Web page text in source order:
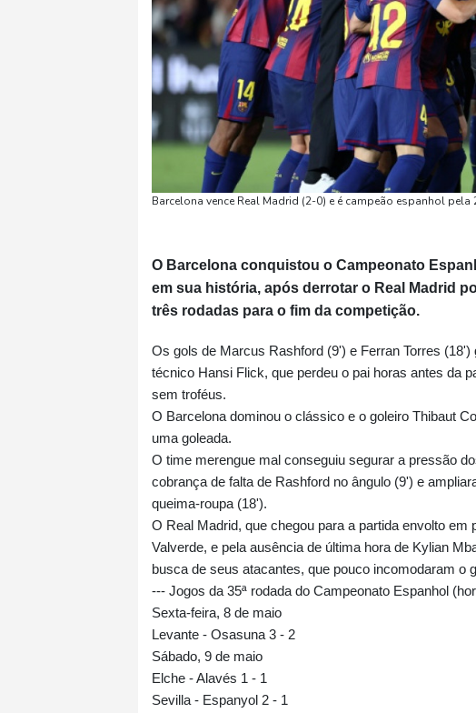
Barcelona vence Real Madrid (2-0) e é campeão espanhol pela
O Barcelona conquistou o Campeonato
em sua história, após derrotar o Real Madrid
três rodadas para o fim da competição.
Os gols de Marcus Rashford (9') e Ferran Torres
técnico Hansi Flick, que perdeu o pai horas antes da
sem troféus.
O Barcelona dominou o clássico e o goleiro Thibaut
uma goleada.
O time merengue mal conseguiu segurar a pressão
cobrança de falta de Rashford no ângulo (9') e
queima-roupa (18').
O Real Madrid, que chegou para a partida envolto
Valverde, e pela ausência de última hora de Kylian
busca de seus atacantes, que pouco incomodaram o
--- Jogos da 35ª rodada do Campeonato Espanhol
Sexta-feira, 8 de maio
Levante - Osasuna 3 - 2
Sábado, 9 de maio
Elche - Alavés 1 - 1
Sevilla - Espanyol 2 - 1